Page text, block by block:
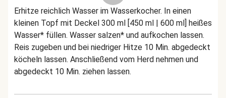
Erhitze reichlich Wasser im Wasserkocher. In einen
kleinen Topf mit Deckel 300 ml [450 ml | 600 ml] heißes
Wasser* füllen. Wasser salzen* und aufkochen lassen.
Reis zugeben und bei niedriger Hitze 10 Min. abgedeckt
köcheln lassen. Anschließend vom Herd nehmen und
abgedeckt 10 Min. ziehen lassen.